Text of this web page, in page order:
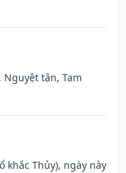
tận, Tam
khắc Thủy), ngày này